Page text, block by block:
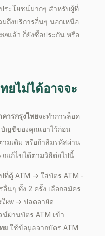
ประโยชน์มากๆ สำหรับผู้ที่
ถึงบริการอื่นๆ นอกเหนือ
ยแล้ว ก็ยังซื้อประกัน หรือ
ยไม่ได้อาจจะ
ารกรุงไทยจะทำการล็อค
ญชีของคุณเอาไว้ก่อน
ามเดิม หรือถ้าลืมรหัสผ่าน
แก้ไขได้ตามวิธีต่อไปนี้
ที่ตู้ ATM -> ใส่บัตร ATM -
อื่นๆ ทั้ง 2 ครั้ง เลือกสมัคร
ทย -> ปลดอายัด
น์ผ่านบัตร ATM เข้า
ย ใช้ข้อมูลจากบัตร ATM